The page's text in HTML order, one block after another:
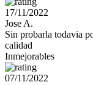
17/11/2022
Jose A.
Sin probarla todavia
calidad
Inmejorables
07/11/2022